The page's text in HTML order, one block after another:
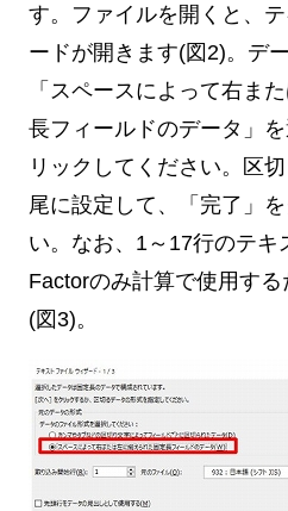
す。ファイルを開くと、
ードが開きます(図2)。デ
「スペースによって右ま
長フィールドのデータ」
リックしてください。区
尾に設定して、「完了」
い。なお、1～17行のテキ
Factorのみ計算で使用す
(図3)。